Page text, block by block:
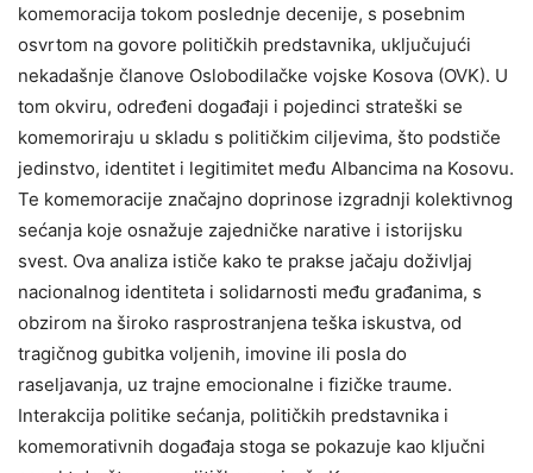
komemoracija tokom poslednje decenije, s posebnim
osvrtom na govore političkih predstavnika, uključujući
nekadašnje članove Oslobodilačke vojske Kosova (OVK). U
tom okviru, određeni događaji i pojedinci strateški se
komemoriraju u skladu s političkim ciljevima, što podstiče
jedinstvo, identitet i legitimitet među Albancima na Kosovu.
Te komemoracije značajno doprinose izgradnji kolektivnog
sećanja koje osnažuje zajedničke narative i istorijsku
svest. Ova analiza ističe kako te prakse jačaju doživljaj
nacionalnog identiteta i solidarnosti među građanima, s
obzirom na široko rasprostranjena teška iskustva, od
tragičnog gubitka voljenih, imovine ili posla do
raseljavanja, uz trajne emocionalne i fizičke traume.
Interakcija politike sećanja, političkih predstavnika i
komemorativnih događaja stoga se pokazuje kao ključni